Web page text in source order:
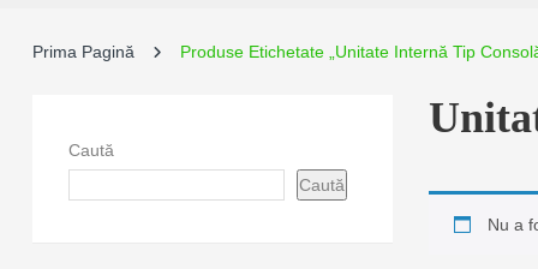
Prima Pagină Produse Etichetate „Unitate Internă Tip
Caută
Caută
Nu a